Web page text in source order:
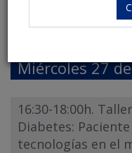
Programa
Miércoles 27
16:30-18:00h.
Diabetes:
tecnologías en el